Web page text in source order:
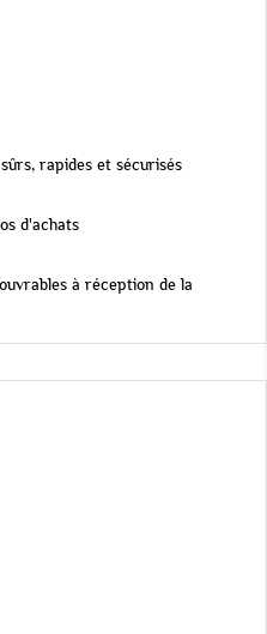
rapides et sécurisés
d'achats
à réception de la